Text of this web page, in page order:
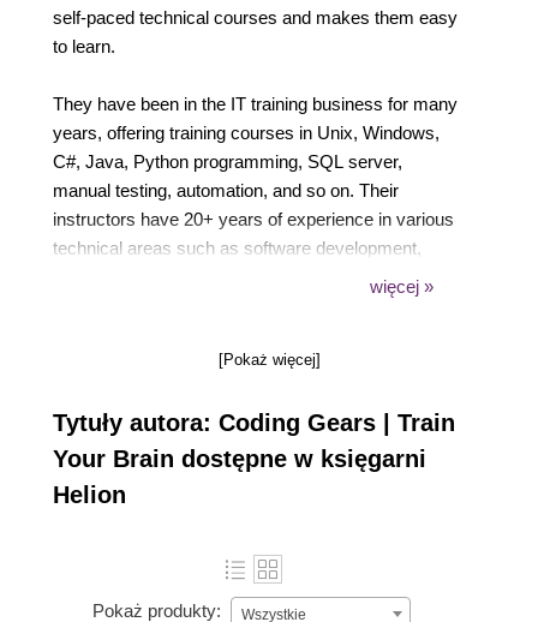
self-paced technical courses and makes them easy
to learn.
They have been in the IT training business for many
years, offering training courses in Unix, Windows,
C#, Java, Python programming, SQL server,
manual testing, automation, and so on. Their
instructors have 20+ years of experience in various
technical areas such as software development,
software testing, Windows systems, and network
shell scripting, database management systems (MS
containerization (Dockers), Mesos, Marathon,
Jenkins, Jira, Elastic Cloud Storage (ECS), Gluster
file system, CoreOS, Ansible, and other areas.
thousands of students for over a decade and has
extensive experience in delivering training—both in-
więcej »
[Pokaż więcej]
Tytuły autora: Coding Gears | Train
Your Brain dostępne w księgarni
Helion
Pokaż produkty: Wszystkie